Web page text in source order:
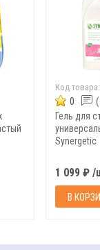
Код товара:
0
Гель для
Synergetic
1 099 ₽ /
В